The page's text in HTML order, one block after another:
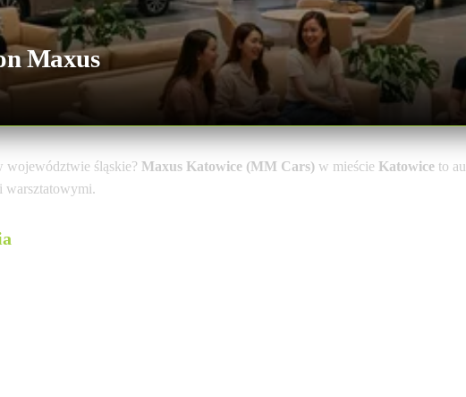
Maxus
województwie śląskie? Maxus Katowice (MM Cars) w mieście Katowice to
warsztatowymi.